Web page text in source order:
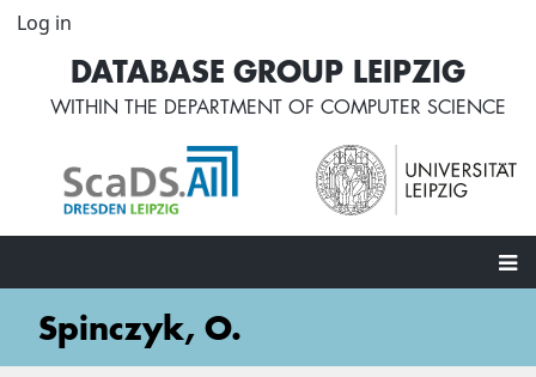
Skip
content
User
account
menu
Log in
DATABASE GROUP LEIPZIG
WITHIN THE DEPARTMENT OF COMPUTER SCIENCE
Main
navigation
Spinczyk, O.